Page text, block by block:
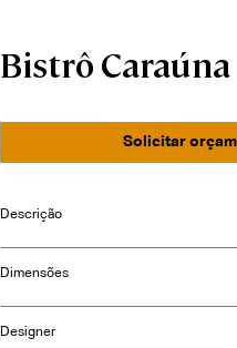
Bistrô Caraúna
Solicitar
Descrição
Dimensões
Profundidade: 65cm
Designer